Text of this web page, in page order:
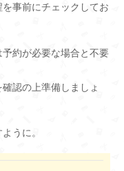
事前にチェックしてお
約が必要な場合と不要
認の上準備しましょ
うに。